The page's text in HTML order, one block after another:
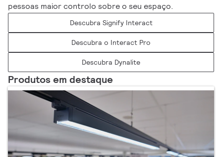
pessoas maior controlo sobre o seu espaço.
Descubra Signify Interact
Descubra o Interact Pro
Descubra Dynalite
Produtos em destaque